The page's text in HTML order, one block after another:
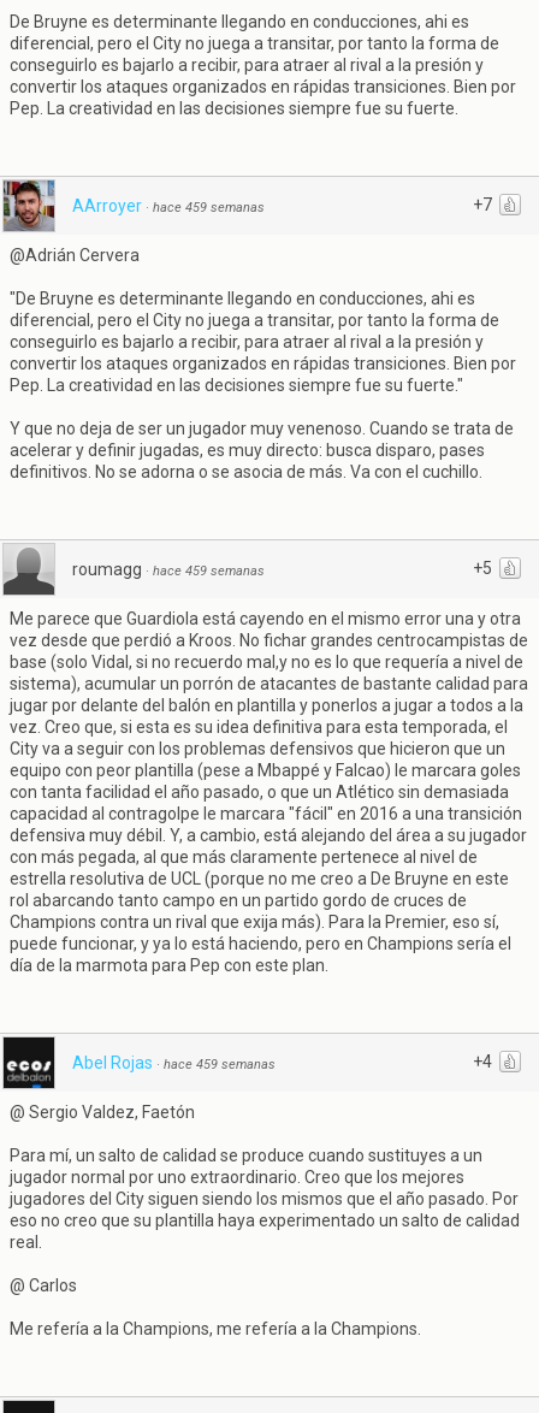
De Bruyne es determinante llegando en conducciones, ahi es
diferencial, pero el City no juega a transitar, por tanto la forma de
conseguirlo es bajarlo a recibir, para atraer al rival a la presión y
convertir los ataques organizados en rápidas transiciones. Bien por
Pep. La creatividad en las decisiones siempre fue su fuerte.
+7
AArroyer · hace 459 semanas
@Adrián Cervera
"De Bruyne es determinante llegando en conducciones, ahi es
diferencial, pero el City no juega a transitar, por tanto la forma de
conseguirlo es bajarlo a recibir, para atraer al rival a la presión y
convertir los ataques organizados en rápidas transiciones. Bien por
Pep. La creatividad en las decisiones siempre fue su fuerte."
Y que no deja de ser un jugador muy venenoso. Cuando se trata de
acelerar y definir jugadas, es muy directo: busca disparo, pases
definitivos. No se adorna o se asocia de más. Va con el cuchillo.
+5
roumagg · hace 459 semanas
Me parece que Guardiola está cayendo en el mismo error una y otra
vez desde que perdió a Kroos. No fichar grandes centrocampistas de
base (solo Vidal, si no recuerdo mal,y no es lo que requería a nivel de
sistema), acumular un porrón de atacantes de bastante calidad para
jugar por delante del balón en plantilla y ponerlos a jugar a todos a la
vez. Creo que, si esta es su idea definitiva para esta temporada, el
City va a seguir con los problemas defensivos que hicieron que un
equipo con peor plantilla (pese a Mbappé y Falcao) le marcara goles
con tanta facilidad el año pasado, o que un Atlético sin demasiada
capacidad al contragolpe le marcara "fácil" en 2016 a una transición
defensiva muy débil. Y, a cambio, está alejando del área a su jugador
con más pegada, al que más claramente pertenece al nivel de
estrella resolutiva de UCL (porque no me creo a De Bruyne en este
rol abarcando tanto campo en un partido gordo de cruces de
Champions contra un rival que exija más). Para la Premier, eso sí,
puede funcionar, y ya lo está haciendo, pero en Champions sería el
día de la marmota para Pep con este plan.
+4
Abel Rojas · hace 459 semanas
@ Sergio Valdez, Faetón
Para mí, un salto de calidad se produce cuando sustituyes a un
jugador normal por uno extraordinario. Creo que los mejores
jugadores del City siguen siendo los mismos que el año pasado. Por
eso no creo que su plantilla haya experimentado un salto de calidad
real.
@ Carlos
Me refería a la Champions, me refería a la Champions.